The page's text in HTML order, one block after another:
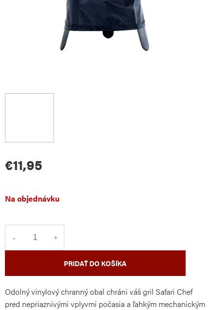
€11,95
Jednotková
cena:
Na objednávku
PRIDAŤ DO KOŠÍKA
Odolný vinylový chranný obal chráni váš gril Safari Chef
pred nepriaznivými vplyvmi počasia a ľahkým mechanickým